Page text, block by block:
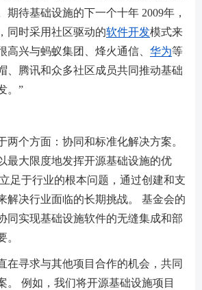
期待基础设施的下一个十年 2009年，
同时采用社区驱动的软件开发模式来
高兴与蚂蚁集团、烽火通信、 华为等
、腾讯和众多社区成员共同推动基础
。”
两个方面：协同和标准化解决方案。
最大限度地发挥开源基础设施的优
足于行业的根本问题，通过创建和支
解决行业面临的长期挑战。 基金会的
同实现基础设施软件的无缝集成和部
。
在寻求与其他项目合作的机会，共同
。 例如，我们将开源基础设施项目